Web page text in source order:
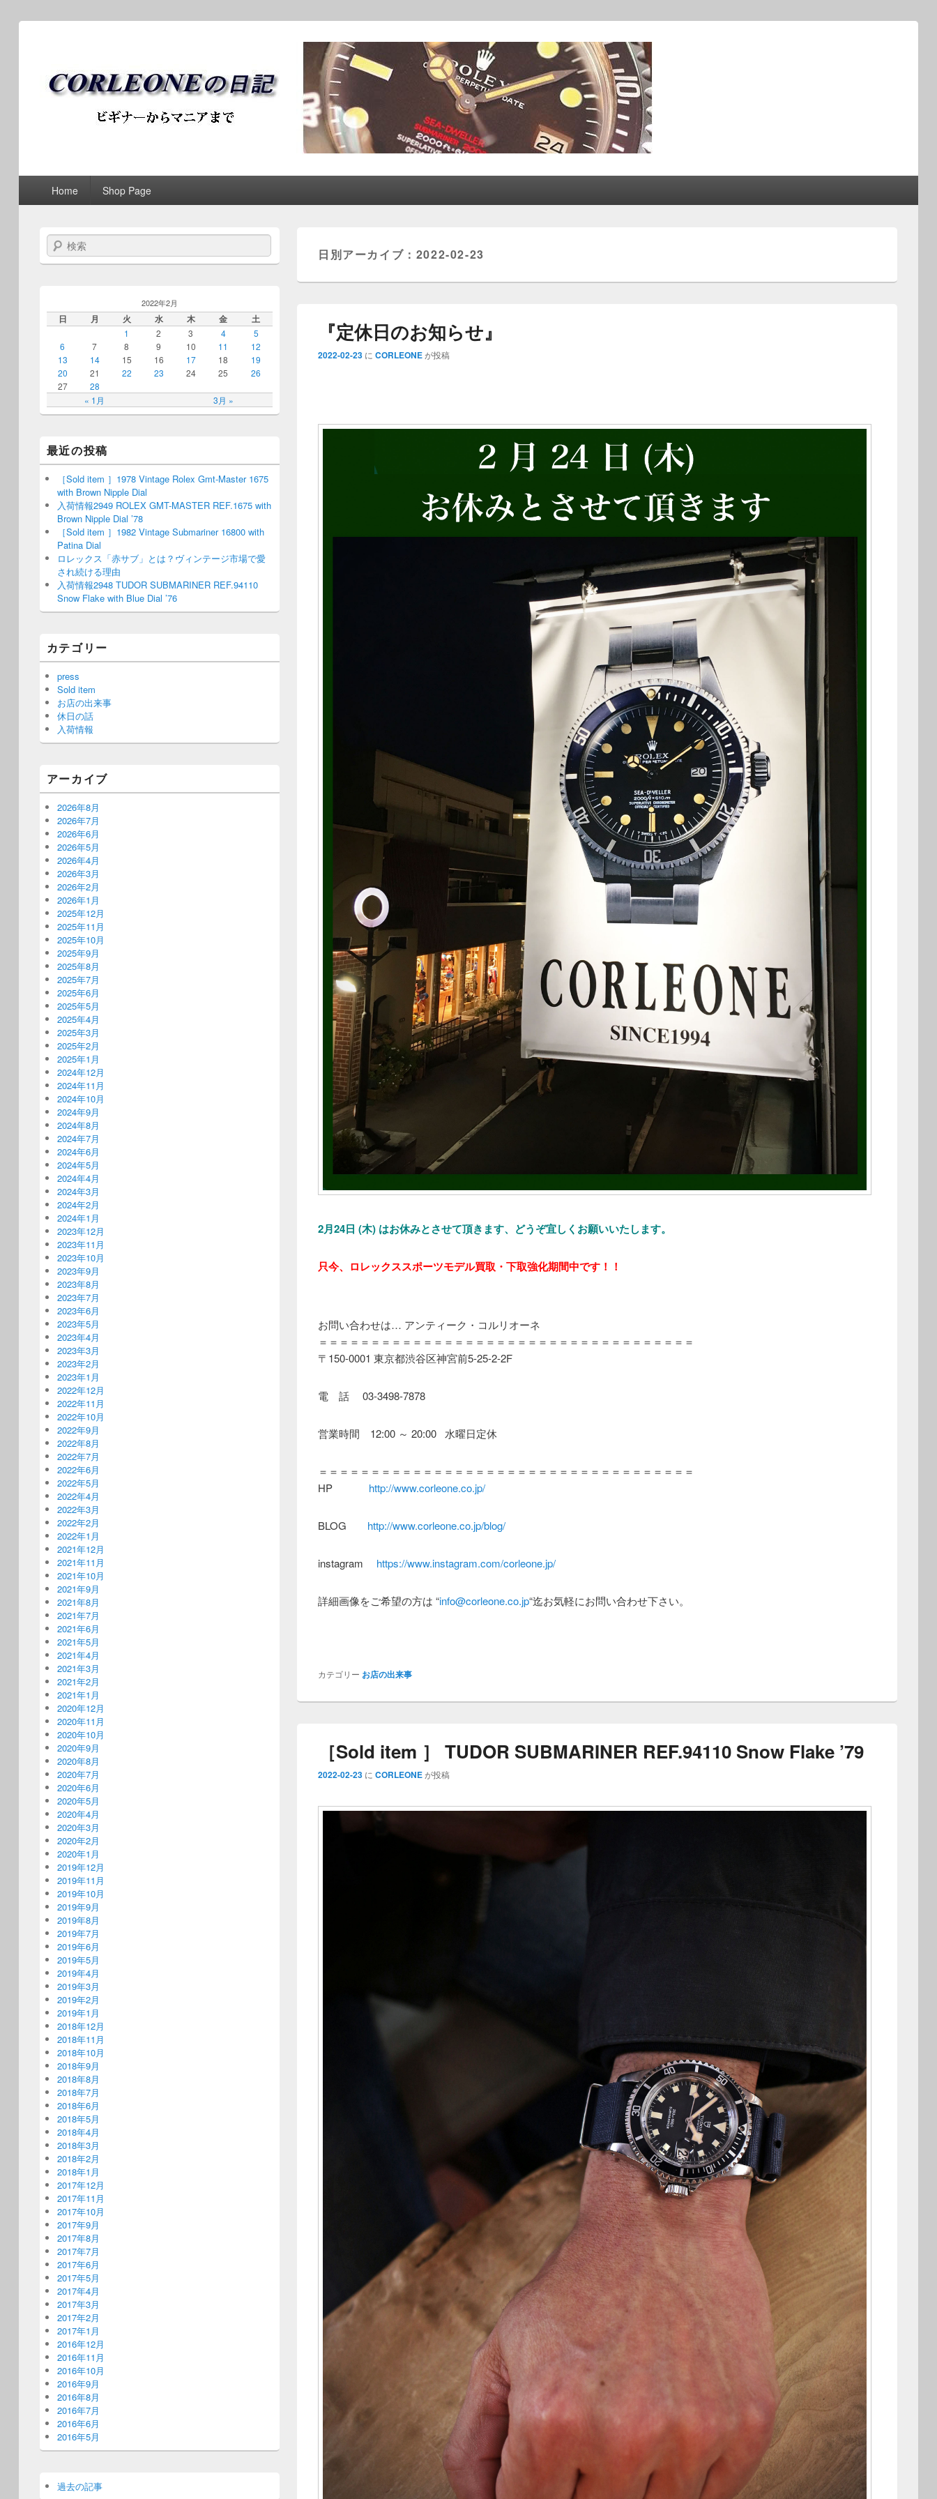
ブログ / アンティークロレックス│CORLEONE
第1メニュー第1メニューのコンテンツまでスキップ
第2メニューのコンテンツまでスキップ
Home Shop Page
日別アーカイブ： 2022-02-23
『定休日のお知らせ』
2022-02-23 に CORLEONEが投稿
2月24日 (木) はお休みとさせて頂きます、どうぞ宜しくお願いいたします。
只今、ロレックススポーツモデル買取・下取強化期間中です！！
お問い合わせは… アンティーク・コルリオーネ
＝＝＝＝＝＝＝＝＝＝＝＝＝＝＝＝＝＝＝＝＝＝＝＝＝＝＝＝＝＝＝＝＝＝＝＝
〒150-0001 東京都渋谷区神宮前5-25-2-2F
電 話 03-3498-7878
営業時間 12:00 ～ 20:00 水曜日定休
＝＝＝＝＝＝＝＝＝＝＝＝＝＝＝＝＝＝＝＝＝＝＝＝＝＝＝＝＝＝＝＝＝＝＝＝
HP
http://www.corleone.co.jp/
BLOG http://www.corleone.co.jp/blog/
instagram https://www.instagram.com/corleone.jp/
詳細画像をご希望の方は “info@corleone.co.jp“迄お気軽にお問い合わせ下さい。
カテゴリー お店の出来事
［Sold item ］ TUDOR SUBMARINER REF.94110 Snow Flake ’79
2022-02-23 に CORLEONEが投稿
検索
2022年2月
日 月 火 水 木 金 土
« 1月 3月 »
1 2 3 4
5
6
7 8 9 10 11
12
13
14 15 16 17 18
19
20
21 22 23 24 25
26
27
28
最近の投稿
［Sold item ］1978 Vintage Rolex Gmt-Master 1675
with Brown Nipple Dial
入荷情報2949 ROLEX GMT-MASTER REF.1675 with
Brown Nipple Dial ’78
［Sold item ］1982 Vintage Submariner 16800 with
Patina Dial
ロレックス「赤サブ」とは？ヴィンテージ市場で愛
され続ける理由
入荷情報2948 TUDOR SUBMARINER REF.94110
Snow Flake with Blue Dial ’76
カテゴリー
press
Sold item
お店の出来事
休日の話
入荷情報
アーカイブ
2026年8月
2026年7月
2026年6月
2026年5月
2026年4月
2026年3月
2026年2月
2026年1月
2025年12月
2025年11月
2025年10月
2025年9月
2025年8月
2025年7月
2025年6月
2025年5月
2025年4月
2025年3月
2025年2月
2025年1月
2024年12月
2024年11月
2024年10月
2024年9月
2024年8月
2024年7月
2024年6月
2024年5月
2024年4月
2024年3月
2024年2月
2024年1月
2023年12月
2023年11月
2023年10月
2023年9月
2023年8月
2023年7月
2023年6月
2023年5月
2023年4月
2023年3月
2023年2月
2023年1月
2022年12月
2022年11月
2022年10月
2022年9月
2022年8月
2022年7月
2022年6月
2022年5月
2022年4月
2022年3月
2022年2月
2022年1月
2021年12月
2021年11月
2021年10月
2021年9月
2021年8月
2021年7月
2021年6月
2021年5月
2021年4月
2021年3月
2021年2月
2021年1月
2020年12月
2020年11月
2020年10月
2020年9月
2020年8月
2020年7月
2020年6月
2020年5月
2020年4月
2020年3月
2020年2月
2020年1月
2019年12月
2019年11月
2019年10月
2019年9月
2019年8月
2019年7月
2019年6月
2019年5月
2019年4月
2019年3月
2019年2月
2019年1月
2018年12月
2018年11月
2018年10月
2018年9月
2018年8月
2018年7月
2018年6月
2018年5月
2018年4月
2018年3月
2018年2月
2018年1月
2017年12月
2017年11月
2017年10月
2017年9月
2017年8月
2017年7月
2017年6月
2017年5月
2017年4月
2017年3月
2017年2月
2017年1月
2016年12月
2016年11月
2016年10月
2016年9月
2016年8月
2016年7月
2016年6月
2016年5月
過去の記事